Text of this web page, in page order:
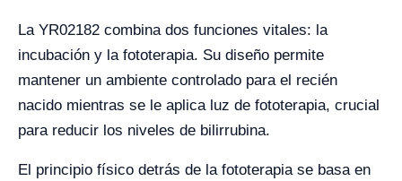
La YR02182 combina dos funciones vitales: la
incubación y la fototerapia. Su diseño permite
mantener un ambiente controlado para el recién
nacido mientras se le aplica luz de fototerapia, crucial
para reducir los niveles de bilirrubina.
El principio físico detrás de la fototerapia se basa en